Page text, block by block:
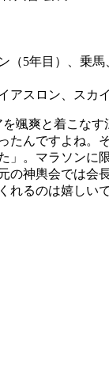
（5年目）、乗馬
アスロン、スカ
颯爽と着こな
たんですよね。
」。マラソンに
の神輿会では会
れるのは嬉しいで